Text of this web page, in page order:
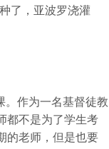
了，亚波罗浇灌
。作为一名基督徒教
都不是为了学生考
的老师，但是也要